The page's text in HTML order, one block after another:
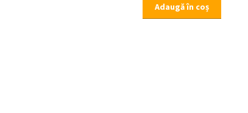
Adaugă în coș